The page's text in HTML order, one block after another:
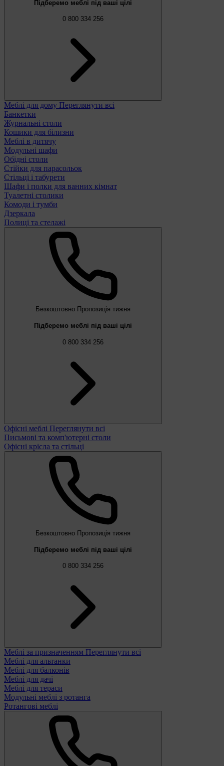
Підберемо меблі під ваші цілі
0 800 334 256
Меблі для дому Переглянути всі
Банкетки
Журнальні столи
Кошики для білизни
Меблі в дитячу
Модульні шафи
Обідні столи
Стійки для парасольок
Стільці і табурети
Шафи і полки для ванних кімнат
Туалетні столики
Комоди і тумби
Дзеркала
Полиці та стелажі
Безкоштовно Пропозиція тижня
Підберемо меблі під ваші цілі
0 800 334 256
Офісні меблі Переглянути всі
Письмові та комп'ютерні столи
Офісні крісла та стільці
Безкоштовно Пропозиція тижня
Підберемо меблі під ваші цілі
0 800 334 256
Меблі за призначенням Переглянути всі
Меблі для альтанки
Меблі для балконів
Меблі для дачі
Меблі для тераси
Модульні меблі з ротанга
Ротангові меблі